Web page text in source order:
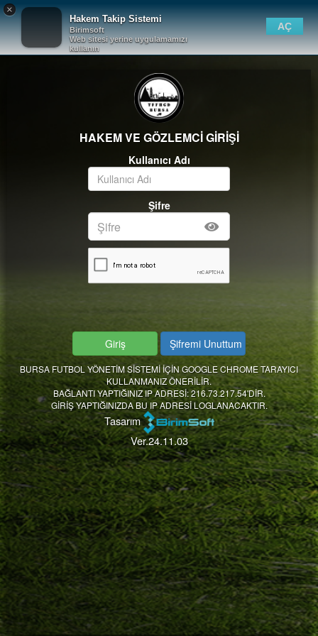
×
Hakem Takip Sistemi
Birimsoft
Web sitesi yerine uygulamamızı
kullanın
AÇ
HAKEM VE GÖZLEMCİ GİRİŞİ
Kullanıcı Adı
Şifre
BURSA FUTBOL YÖNETİM SİSTEMİ İÇİN GOOGLE CHROME TARAYICI
KULLANMANIZ ÖNERİLİR.
BAĞLANTI YAPTIĞINIZ IP ADRESİ: 216.73.217.54'DİR.
GİRİŞ YAPTIĞINIZDA BU IP ADRESİ LOGLANACAKTIR.
Tasarım
Ver.24.11.03